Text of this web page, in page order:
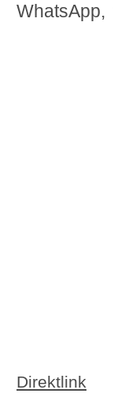
WhatsApp,
Direktlink